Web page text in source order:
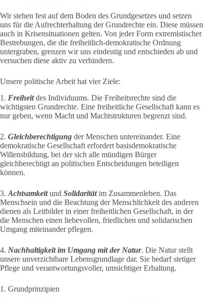
Wir stehen fest auf dem Boden des Grundgesetzes und setzen
uns für die Aufrechterhaltung der Grundrechte ein. Diese müssen
auch in Krisensituationen gelten. Von jeder Form extremistischer
Bestrebungen, die die freiheitlich-demokratische Ordnung
untergraben, grenzen wir uns eindeutig und entschieden ab und
versuchen diese aktiv zu verhindern.
Unsere politische Arbeit hat vier Ziele:
1. Freiheitdes Individuums. Die Freiheitsrechte sind die
wichtigsten Grundrechte. Eine freiheitliche Gesellschaft kann es
nur geben, wenn Macht und Machtstrukturen begrenzt sind.
2. Gleichberechtigung der Menschen untereinander. Eine
demokratische Gesellschaft erfordert basisdemokratische
Willensbildung, bei der sich alle mündigen Bürger
gleichberechtigt an politischen Entscheidungen beteiligen
können.
3. Achtsamkeitund Solidaritätim Zusammenleben. Das
Menschsein und die Beachtung der Menschlichkeit des anderen
dienen als Leitbilder in einer freiheitlichen Gesellschaft, in der
die Menschen einen liebevollen, friedlichen und solidarischen
Umgang miteinander pflegen.
4. Nachhaltigkeit im Umgang mit der Natur. Die Natur stellt
unsere unverzichtbare Lebensgrundlage dar. Sie bedarf stetiger
Pflege und verantwortungsvoller, umsichtiger Erhaltung.
1. Grundprinzipien